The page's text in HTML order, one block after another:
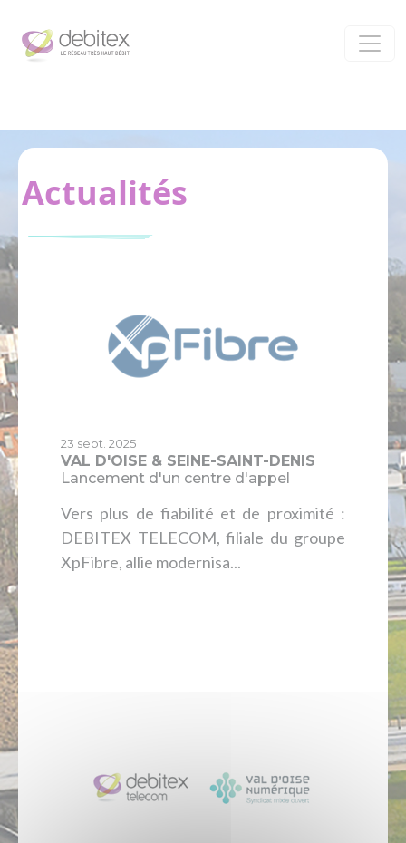
Actualités
23 sept. 2025
VAL D'OISE & SEINE-SAINT-DENIS
Lancement d'un centre d'appel
Vers plus de fiabilité et de proximité :
DEBITEX TELECOM, filiale du groupe
XpFibre, allie modernisa...